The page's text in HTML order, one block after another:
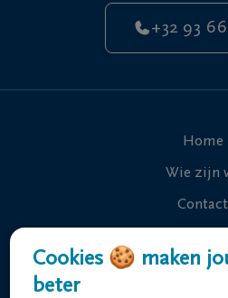
+32 93
Home
Wie zijn
Contact
Cookies 🍪 maken
beter